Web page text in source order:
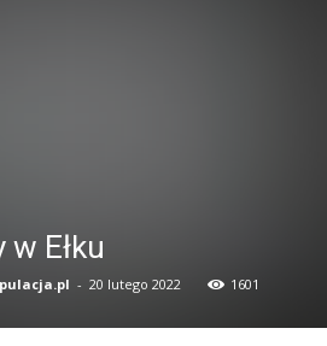
Ełku
- 20 lutego 2022
1601